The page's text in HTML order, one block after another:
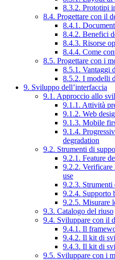
8.3.2. Prototipi
8.4. Progettare con il
8.4.1.
8.4.2. Benefici
8.4.3. Risorse
8.4.4. Come
8.5. Progettare con i
8.5.1. Vantaggi
8.5.2. I modelli
9. Sviluppo dell’interfaccia
9.1. Approccio allo
9.1.1. Attività
9.1.2. Web
9.1.3. Mobile
9.1.4.
degradation
9.2. Strumenti di
9.2.1. Feature
9.2.2.
use
9.2.3. Strumenti
9.2.4. Supporto
9.2.5. Misurare
9.3. Catalogo del riuso
9.4. Sviluppare con il
9.4.1. Il
9.4.2. Il kit di
9.4.3. Il kit di
9.5. Sviluppare con i